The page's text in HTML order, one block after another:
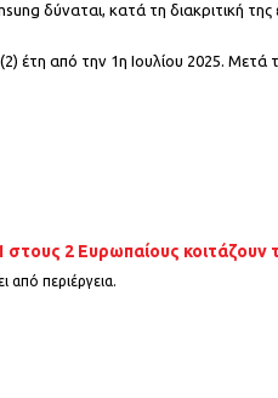
δύναται, κατά τη διακριτική
έτη από την 1η Ιουλίου 2025.
στους 2 Ευρωπαίους
από περιέργεια.